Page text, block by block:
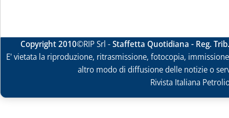
Copyright 2010©RIP Srl -Staffetta Quotidiana - Reg.
E' vietata la riproduzione, ritrasmissione, fotocopia,
altro modo di diffusione delle notizie o
Rivista Italiana